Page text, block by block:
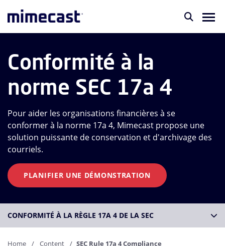
Conformité à la
norme SEC 17a 4
Pour aider les organisations financières à se
conformer à la norme 17a 4, Mimecast propose une
solution puissante de conservation et d'archivage des
courriels.
PLANIFIER UNE DÉMONSTRATION
CONFORMITÉ À LA RÈGLE 17A 4 DE LA SEC
Home Content SEC Rule 17a 4 Compliance